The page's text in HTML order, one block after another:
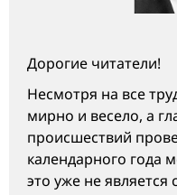
Дорогие читатели!
Несмотря на все
мирно и весело, а
происшествий
календарного года
это уже не